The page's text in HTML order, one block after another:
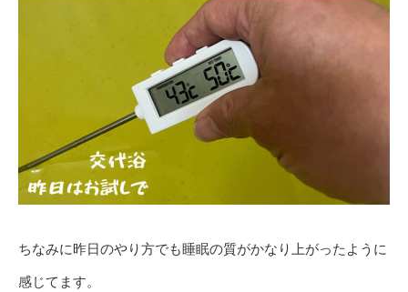
ちなみに昨日のやり方でも睡眠の質がかなり上がったように
感じてます。